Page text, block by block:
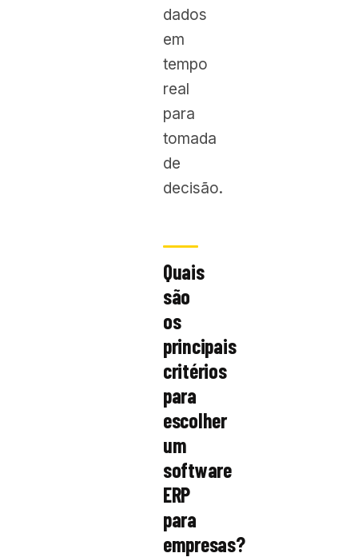
dados
em
tempo
real
para
tomada
de
decisão.
Quais
são
os
principais
critérios
para
escolher
um
software
ERP
para
empresas?